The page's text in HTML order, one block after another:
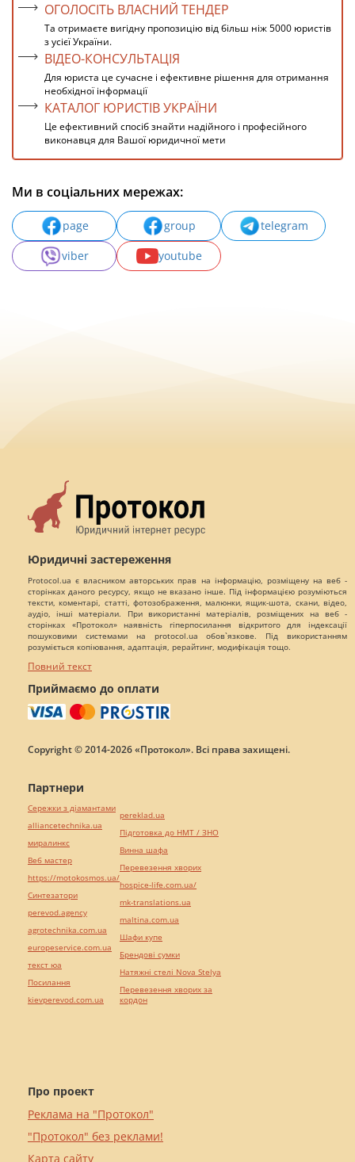
ОГОЛОСІТЬ ВЛАСНИЙ ТЕНДЕР
Та отримаєте вигідну пропозицію від більш ніж 5000 юристів
з усієї України.
ВІДЕО-КОНСУЛЬТАЦІЯ
Для юриста це сучасне і ефективне рішення для отримання
необхідної інформації
КАТАЛОГ ЮРИСТІВ УКРАЇНИ
Це ефективний спосіб знайти надійного і професійного
виконавця для Вашої юридичної мети
Ми в соціальних мережах:
page group
telegram
viber
youtube
Юридичні застереження
Protocol.ua є власником авторських прав на інформацію, розміщену на веб -
сторінках даного ресурсу, якщо не вказано інше. Під інформацією розуміються
тексти, коментарі, статті, фотозображення, малюнки, ящик-шота, скани, відео,
аудіо, інші матеріали. При використанні матеріалів, розміщених на веб -
сторінках «Протокол» наявність гіперпосилання відкритого для індексації
пошуковими системами на protocol.ua обов`язкове. Під використанням
розуміється копіювання, адаптація, рерайтинг, модифікація тощо.
Повний текст
Приймаємо до оплати
Copyright © 2014-2026 «Протокол». Всі права захищені.
Про проект
Реклама на "Протокол"
"Протокол" без реклами!
Карта сайту
Партнери
Сережки з діамантами
alliancetechnika.ua
миралинкс
Веб мастер
https://motokosmos.ua/
Синтезатори
perevod.agency
agrotechnika.com.ua
europeservice.com.ua
текст юа
Посилання
kievperevod.com.ua
pereklad.ua
Підготовка до НМТ / ЗНО
Винна шафа
Перевезення хворих
hospice-life.com.ua/
mk-translations.ua
maltina.com.ua
Шафи купе
Брендові сумки
Натяжні стелі Nova Stelya
Перевезення хворих за
кордон